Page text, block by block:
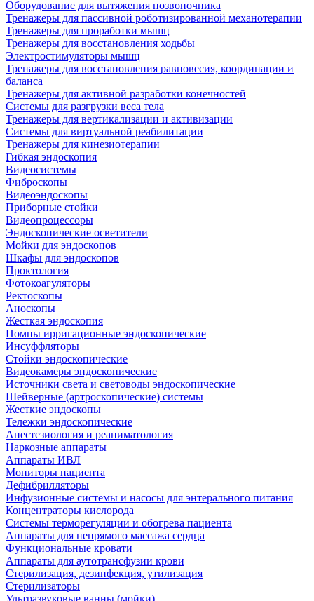
Оборудование для вытяжения позвоночника
Тренажеры для пассивной роботизированной механотерапии
Тренажеры для проработки мышц
Тренажеры для восстановления ходьбы
Электростимуляторы мышц
Тренажеры для восстановления равновесия, координации и
баланса
Тренажеры для активной разработки конечностей
Системы для разгрузки веса тела
Тренажеры для вертикализации и активизации
Системы для виртуальной реабилитации
Тренажеры для кинезиотерапии
Гибкая эндоскопия
Видеосистемы
Фиброскопы
Видеоэндоскопы
Приборные стойки
Видеопроцессоры
Эндоскопические осветители
Мойки для эндоскопов
Шкафы для эндоскопов
Проктология
Фотокоагуляторы
Ректоскопы
Аноскопы
Жесткая эндоскопия
Помпы ирригационные эндоскопические
Инсуффляторы
Стойки эндоскопические
Видеокамеры эндоскопические
Источники света и световоды эндоскопические
Шейверные (артроскопические) системы
Жесткие эндоскопы
Тележки эндоскопические
Анестезиология и реаниматология
Наркозные аппараты
Аппараты ИВЛ
Мониторы пациента
Дефибрилляторы
Инфузионные системы и насосы для энтерального питания
Концентраторы кислорода
Системы терморегуляции и обогрева пациента
Аппараты для непрямого массажа сердца
Функциональные кровати
Аппараты для аутотрансфузии крови
Стерилизация, дезинфекция, утилизация
Стерилизаторы
Ультразвуковые ванны (мойки)